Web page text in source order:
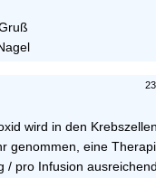
wird in den
genommen, eine
/ pro Infusion